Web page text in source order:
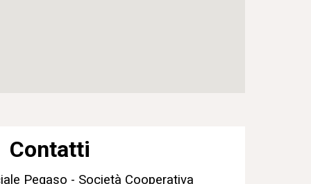
Contatti
Pegaso - Società Cooperativa